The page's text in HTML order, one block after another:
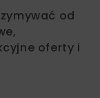
od
oferty i